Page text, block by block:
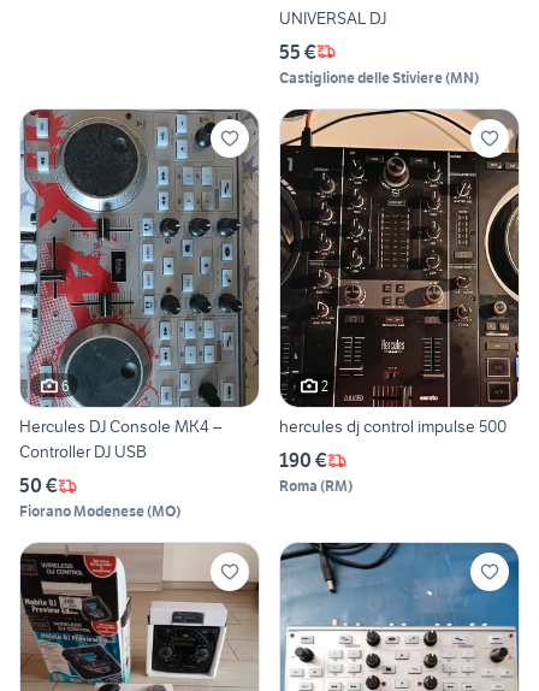
UNIVERSAL DJ
55 €
Castiglione delle Stiviere(MN)
6
Hercules DJ Console MK4 –
Controller DJ USB
50 €
Fiorano Modenese(MO)
2
hercules dj control impulse 500
190 €
Roma (RM)